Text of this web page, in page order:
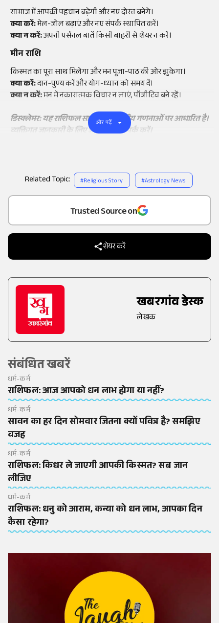
Add
as a
Trusted Source on
शेयर करें
खबरगांव डेस्क
लेखक
संबंधित खबरें
धर्म-कर्म
राशिफल: आज आपको धन लाभ होगा या नहीं?
धर्म-कर्म
सावन का हर दिन सोमवार जितना क्यों पवित्र है? समझिए
वजह
धर्म-कर्म
राशिफल: किधर ले जाएगी आपकी किस्मत? सब जान
लीजिए
धर्म-कर्म
राशिफल: धनु को आराम, कन्या को धन लाभ, आपका दिन
कैसा रहेगा?
सामाज में आपकी पहचान बढ़ेगी और नए दोस्त बनेंगे।
क्या करें:मेल-जोल बढ़ाएं और नए संपर्क स्थापित करें।
क्या न करें:अपनी पर्सनल बातें किसी बाहरी से शेयर न करें।
मीन राशि
किस्मत का पूरा साथ मिलेगा और मन पूजा-पाठ की ओर झुकेगा।
क्या करें:दान-पुण्य करें और योग-ध्यान को समय दें।
क्या न करें:मन में नकारात्मक विचार न लाएं, पॉजीटिव बने रहें।
डिस्क्लेमर: यह राशिफल सामान्य ज्योतिषीय गणनाओं पर आधारित है।
व्यक्तिगत जानकारी के लिए ज्योतिषि से संपर्क करें।
और पढ़ें
Related Topic: #Religious Story #Astrology News